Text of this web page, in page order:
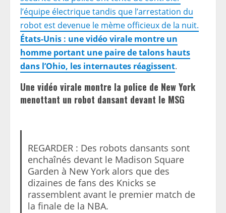
l’équipe électrique tandis que l’arrestation du
robot est devenue le mème officieux de la nuit.
États-Unis : une vidéo virale montre un
homme portant une paire de talons hauts
dans l’Ohio, les internautes réagissent.
Une vidéo virale montre la police de New York
menottant un robot dansant devant le MSG
REGARDER : Des robots dansants sont
enchaînés devant le Madison Square
Garden à New York alors que des
dizaines de fans des Knicks se
rassemblent avant le premier match de
la finale de la NBA.